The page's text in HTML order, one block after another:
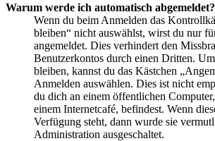
Warum werde ich automatisch abgemeldet?
Wenn du beim Anmelden das
bleiben“ nicht auswählst, wirst du nur
angemeldet. Dies verhindert den
Benutzerkontos durch einen Dritten.
bleiben, kannst du das Kästchen
Anmelden auswählen. Dies ist nicht
du dich an einem öffentlichen
einem Internetcafé, befindest. Wenn
Verfügung steht, dann wurde sie
Administration ausgeschaltet.